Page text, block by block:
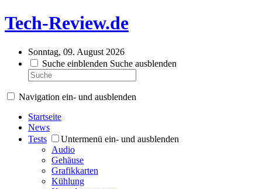
Tech-Review.de
Sonntag, 09. August 2026
Suche einblenden Suche ausblenden
Navigation ein- und ausblenden
Startseite
News
Tests
Untermenü ein- und ausblenden
Audio
Gehäuse
Grafikkarten
Kühlung